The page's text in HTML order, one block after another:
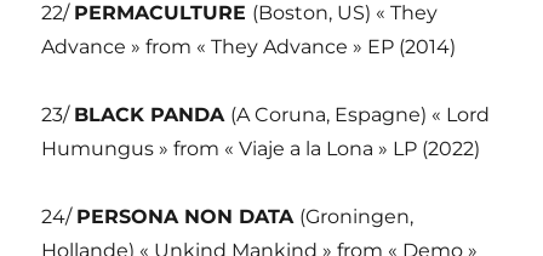
22/ PERMACULTURE (Boston, US) « They
Advance » from « They Advance » EP (2014)
23/ BLACK PANDA (A Coruna, Espagne) « Lord
Humungus » from « Viaje a la Lona » LP (2022)
24/ PERSONA NON DATA (Groningen,
Hollande) « Unkind Mankind » from « Demo »